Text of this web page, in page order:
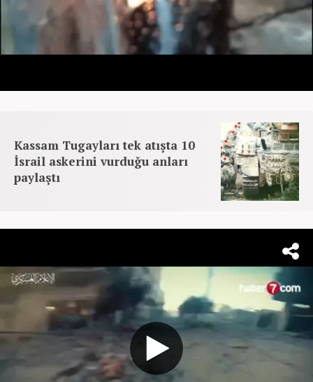
Kassam Tugayları tek atışta 10
İsrail askerini vurduğu anları
paylaştı